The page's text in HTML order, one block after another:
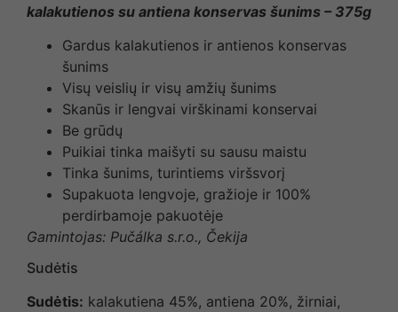
kalakutienos su antiena konservas šunims – 375g
Gardus kalakutienos ir antienos konservas
šunims
Visų veislių ir visų amžių šunims
Skanūs ir lengvai virškinami konservai
Be grūdų
Puikiai tinka maišyti su sausu maistu
Tinka šunims, turintiems viršsvorį
Supakuota lengvoje, gražioje ir 100%
perdirbamoje pakuotėje
Gamintojas: Pučálka s.r.o., Čekija
Sudėtis
Sudėtis: kalakutiena 45%, antiena 20%, žirniai,